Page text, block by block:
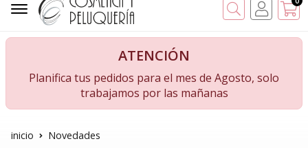
Buscar
ATENCIÓN
Planifica tus pedidos para el mes de Agosto, solo
trabajamos por las mañanas
inicio Novedades